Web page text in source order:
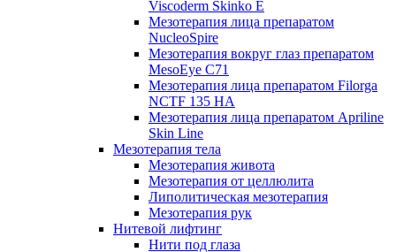
Viscoderm Skinko E
Мезотерапия лица препаратом
NucleoSpire
Мезотерапия вокруг глаз препаратом
MesoEye С71
Мезотерапия лица препаратом Filorga
NCTF 135 HA
Мезотерапия лица препаратом Apriline
Skin Line
Мезотерапия тела
Мезотерапия живота
Мезотерапия от целлюлита
Липолитическая мезотерапия
Мезотерапия рук
Нитевой лифтинг
Нити под глаза